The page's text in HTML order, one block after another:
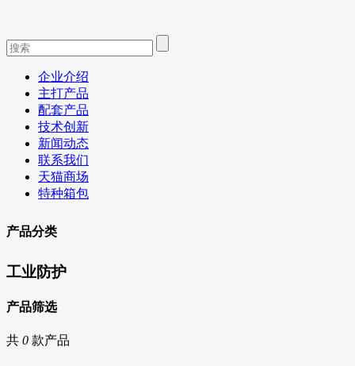
企业介绍
主打产品
配套产品
技术创新
新闻动态
联系我们
天猫商场
特种箱包
产品分类
工业防护
产品筛选
共 0 款产品